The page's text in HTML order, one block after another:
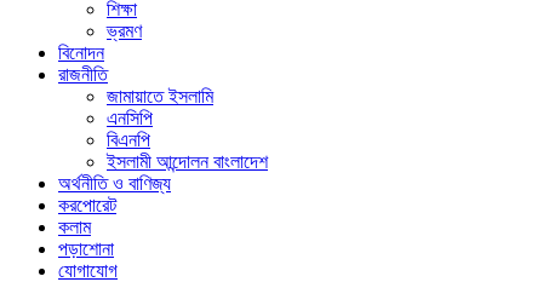
শিক্ষা
ভ্রমণ
বিনোদন
রাজনীতি
জামায়াতে ইসলামি
এনসিপি
বিএনপি
ইসলামী আন্দোলন বাংলাদেশ
অর্থনীতি ও বাণিজ্য
করপোরেট
কলাম
পড়াশোনা
যোগাযোগ